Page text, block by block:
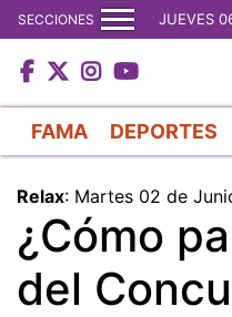
SECCIONES JUEVES
FAMA DEPORTES
Relax: Martes 02 de
¿Cómo
del